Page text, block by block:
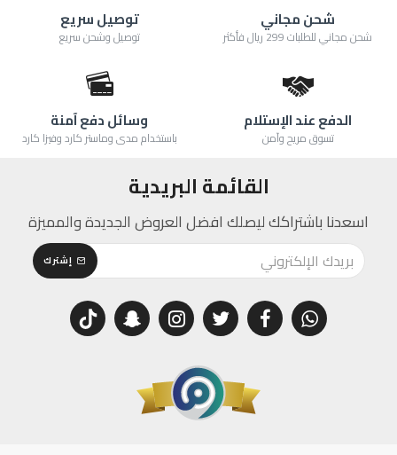
شحن مجاني
شحن مجاني للطلبات 299 ريال فأكثر
توصيل سريع
توصيل وشحن سريع
الدفع عند الإستلام
تسوق مريح وآمن
وسائل دفع آمنة
باستخدام مدى وماستر كارد وفيزا كارد
القائمة البريدية
اسعدنا باشتراكك ليصلك افضل العروض الجديدة والمميزة
إشترك